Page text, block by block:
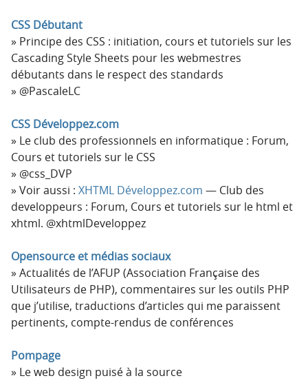
CSS Débutant
Principe des CSS : initiation, cours et tutoriels sur les
Cascading Style Sheets pour les webmestres
débutants dans le respect des standards
@PascaleLC
CSS Développez.com
Le club des professionnels en informatique : Forum,
Cours et tutoriels sur le CSS
@css_DVP
Voir aussi : XHTML Développez.com — Club des
developpeurs : Forum, Cours et tutoriels sur le html et
xhtml. @xhtmlDeveloppez
Opensource et médias sociaux
Actualités de l’AFUP (Association Française des
Utilisateurs de PHP), commentaires sur les outils PHP
que j’utilise, traductions d’articles qui me paraissent
pertinents, compte-rendus de conférences
Pompage
Le web design puisé à la source